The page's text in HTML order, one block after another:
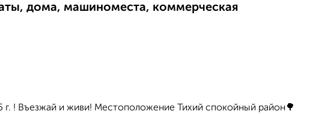
дома, машиноместа, коммерческая
! Въезжай и живи! Местоположение Тихий спокойный район🌳